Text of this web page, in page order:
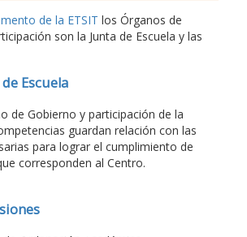
de la ETSIT los Órganos de
son la Junta de Escuela y las
Escuela
de Gobierno y participación de la
guardan relación con las
para lograr el cumplimiento de
corresponden al Centro.